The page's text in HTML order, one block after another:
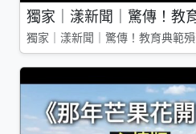
獨家｜漾新聞｜驚傳！教
獨家｜漾新聞｜驚傳！教育典範